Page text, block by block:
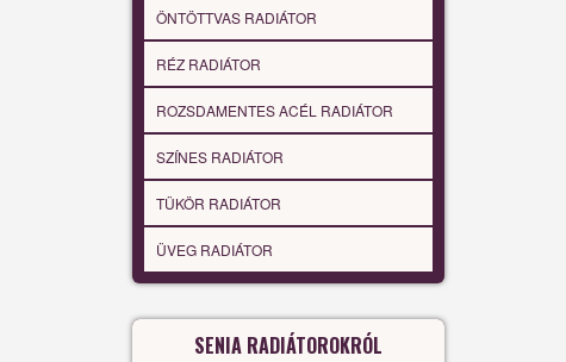
ÖNTÖTTVAS RADIÁTOR
RÉZ RADIÁTOR
ROZSDAMENTES ACÉL RADIÁTOR
SZÍNES RADIÁTOR
TÜKÖR RADIÁTOR
ÜVEG RADIÁTOR
SENIA RADIÁTOROKRÓL